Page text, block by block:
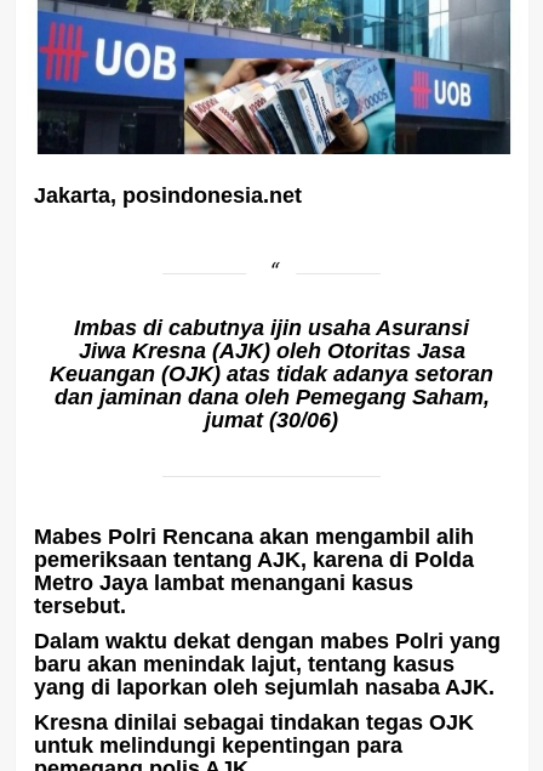
Jakarta, posindonesia.net
Imbas di cabutnya ijin usaha Asuransi
Jiwa Kresna (AJK) oleh Otoritas Jasa
Keuangan (OJK) atas tidak adanya setoran
dan jaminan dana oleh Pemegang Saham,
jumat (30/06)
Mabes Polri Rencana akan mengambil alih
pemeriksaan tentang AJK, karena di Polda
Metro Jaya lambat menangani kasus
tersebut.
Dalam waktu dekat dengan mabes Polri yang
baru akan menindak lajut, tentang kasus
yang di laporkan oleh sejumlah nasaba AJK.
Kresna dinilai sebagai tindakan tegas OJK
untuk melindungi kepentingan para